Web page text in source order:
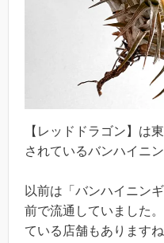
【レッドドラゴン】は
されているバンハイニ
以前は「バンハイニン
前で流通していました
ている店舗もあります